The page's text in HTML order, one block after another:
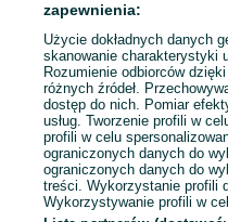
Mapa ministron
Popularne wyszukiwania
zapewnienia:
Użycie dokładnych danych
skanowanie charakterystyki
Rozumienie odbiorców
różnych źródeł.
dostęp do nich. Pomiar
usług. Tworzenie profili w
profili w celu
ograniczonych danych do
ograniczonych danych do
treści. Wykorzystanie profili
Wykorzystywanie profili w